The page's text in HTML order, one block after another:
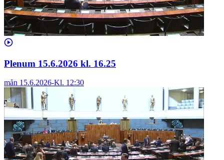
Plenum 15.6.2026 kl. 16.25
mån 15.6.2026-Kl. 12:30